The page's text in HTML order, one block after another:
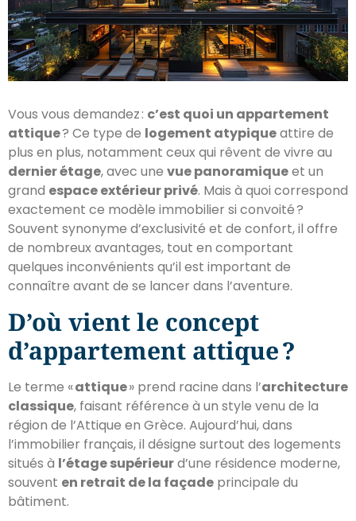
Vous vous demandez : c’est quoi un appartement
attique? Ce type de logement atypiqueattire de
plus en plus, notamment ceux qui rêvent de vivre au
dernier étage, avec une vue panoramiqueet un
grand espace extérieur privé. Mais à quoi correspond
exactement ce modèle immobilier si convoité ?
Souvent synonyme d’exclusivité et de confort, il offre
de nombreux avantages, tout en comportant
quelques inconvénients qu’il est important de
connaître avant de se lancer dans l’aventure.
D’où vient le concept
d’appartement attique ?
Le terme «attique» prend racine dans l’architecture
classique, faisant référence à un style venu de la
région de l’Attique en Grèce. Aujourd’hui, dans
l’immobilier français, il désigne surtout des logements
situés à l’étage supérieurd’une résidence moderne,
souvent en retrait de la façade principale du
bâtiment.